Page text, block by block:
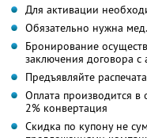
Для активации
Обязательно нужна
Бронирование
заключения договора с
Предъявляйте
Оплата производится
2% конвертация
Скидка по купону не